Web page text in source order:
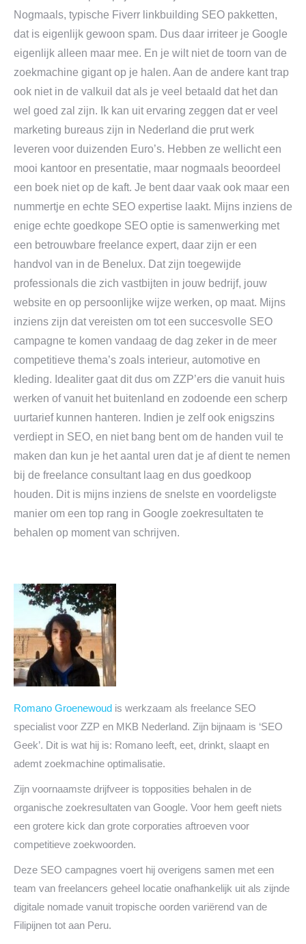
Nogmaals, typische Fiverr linkbuilding SEO pakketten,
dat is eigenlijk gewoon spam. Dus daar irriteer je Google
eigenlijk alleen maar mee. En je wilt niet de toorn van de
zoekmachine gigant op je halen. Aan de andere kant trap
ook niet in de valkuil dat als je veel betaald dat het dan
wel goed zal zijn. Ik kan uit ervaring zeggen dat er veel
marketing bureaus zijn in Nederland die prut werk
leveren voor duizenden Euro’s. Hebben ze wellicht een
mooi kantoor en presentatie, maar nogmaals beoordeel
een boek niet op de kaft. Je bent daar vaak ook maar een
nummertje en echte SEO expertise laakt. Mijns inziens de
enige echte goedkope SEO optie is samenwerking met
een betrouwbare freelance expert, daar zijn er een
handvol van in de Benelux. Dat zijn toegewijde
professionals die zich vastbijten in jouw bedrijf, jouw
website en op persoonlijke wijze werken, op maat. Mijns
inziens zijn dat vereisten om tot een succesvolle SEO
campagne te komen vandaag de dag zeker in de meer
competitieve thema’s zoals interieur, automotive en
kleding. Idealiter gaat dit dus om ZZP’ers die vanuit huis
werken of vanuit het buitenland en zodoende een scherp
uurtarief kunnen hanteren. Indien je zelf ook enigszins
verdiept in SEO, en niet bang bent om de handen vuil te
maken dan kun je het aantal uren dat je af dient te nemen
bij de freelance consultant laag en dus goedkoop
houden. Dit is mijns inziens de snelste en voordeligste
manier om een top rang in Google zoekresultaten te
behalen op moment van schrijven.
Romano Groenewoud is werkzaam als freelance SEO
specialist voor ZZP en MKB Nederland. Zijn bijnaam is ‘SEO
Geek’. Dit is wat hij is: Romano leeft, eet, drinkt, slaapt en
ademt zoekmachine optimalisatie.
Zijn voornaamste drijfveer is topposities behalen in de
organische zoekresultaten van Google. Voor hem geeft niets
een grotere kick dan grote corporaties aftroeven voor
competitieve zoekwoorden.
Deze SEO campagnes voert hij overigens samen met een
team van freelancers geheel locatie onafhankelijk uit als zijnde
digitale nomade vanuit tropische oorden variërend van de
Filipijnen tot aan Peru.